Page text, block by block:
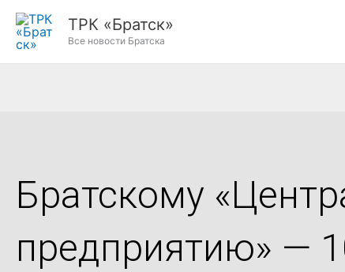
Перейти
ТРК «Братск»
Все новости Братска
Братскому
предприятию» —